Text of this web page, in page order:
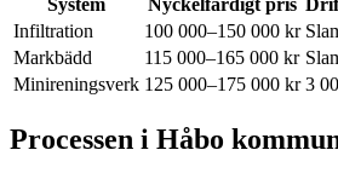
System
Nyckelfärdigt pris
Infiltration
100 000–150 000 kr
Markbädd
115 000–165 000 kr
Minireningsverk 125 000–175 000 kr 3
Processen i Håbo